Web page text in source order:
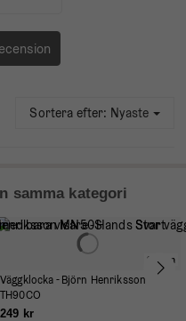
Sortera efter: Nyaste
samma kategori
90 cm
Väggklocka - Björn Henriksson
TH90CO
249 kr